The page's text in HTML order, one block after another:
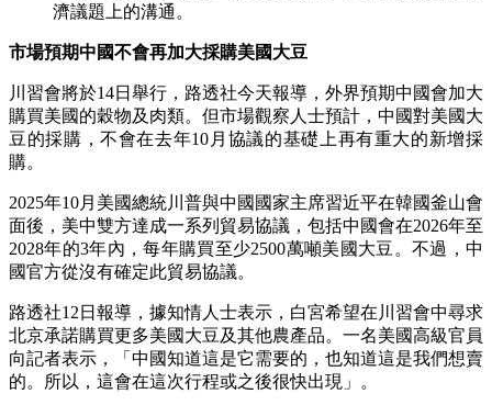
濟議題上的溝通。
市場預期中國不會再加大採購美國大豆
川習會將於14日舉行，路透社今天報導，外界預期中國會加大
購買美國的穀物及肉類。但市場觀察人士預計，中國對美國大
豆的採購，不會在去年10月協議的基礎上再有重大的新增採
購。
2025年10月美國總統川普與中國國家主席習近平在韓國釜山會
面後，美中雙方達成一系列貿易協議，包括中國會在2026年至
2028年的3年內，每年購買至少2500萬噸美國大豆。不過，中
國官方從沒有確定此貿易協議。
路透社12日報導，據知情人士表示，白宮希望在川習會中尋求
北京承諾購買更多美國大豆及其他農產品。一名美國高級官員
向記者表示，「中國知道這是它需要的，也知道這是我們想賣
的。所以，這會在這次行程或之後很快出現」。